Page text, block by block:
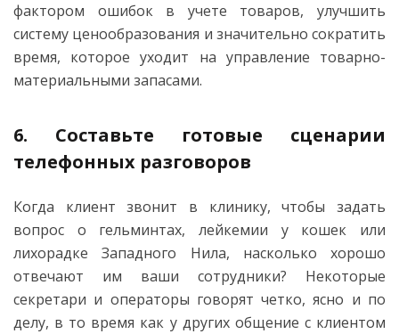
фактором ошибок в учете товаров, улучшить
систему ценообразования и значительно сократить
время, которое уходит на управление товарно-
материальными запасами.
6. Составьте готовые сценарии
телефонных разговоров
Когда клиент звонит в клинику, чтобы задать
вопрос о гельминтах, лейкемии у кошек или
лихорадке Западного Нила, насколько хорошо
отвечают им ваши сотрудники? Некоторые
секретари и операторы говорят четко, ясно и по
делу, в то время как у других общение с клиентом